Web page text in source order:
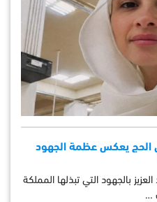
الحج يعكس عظمة الجهود
بالجهود التي تبذلها المملكة
…